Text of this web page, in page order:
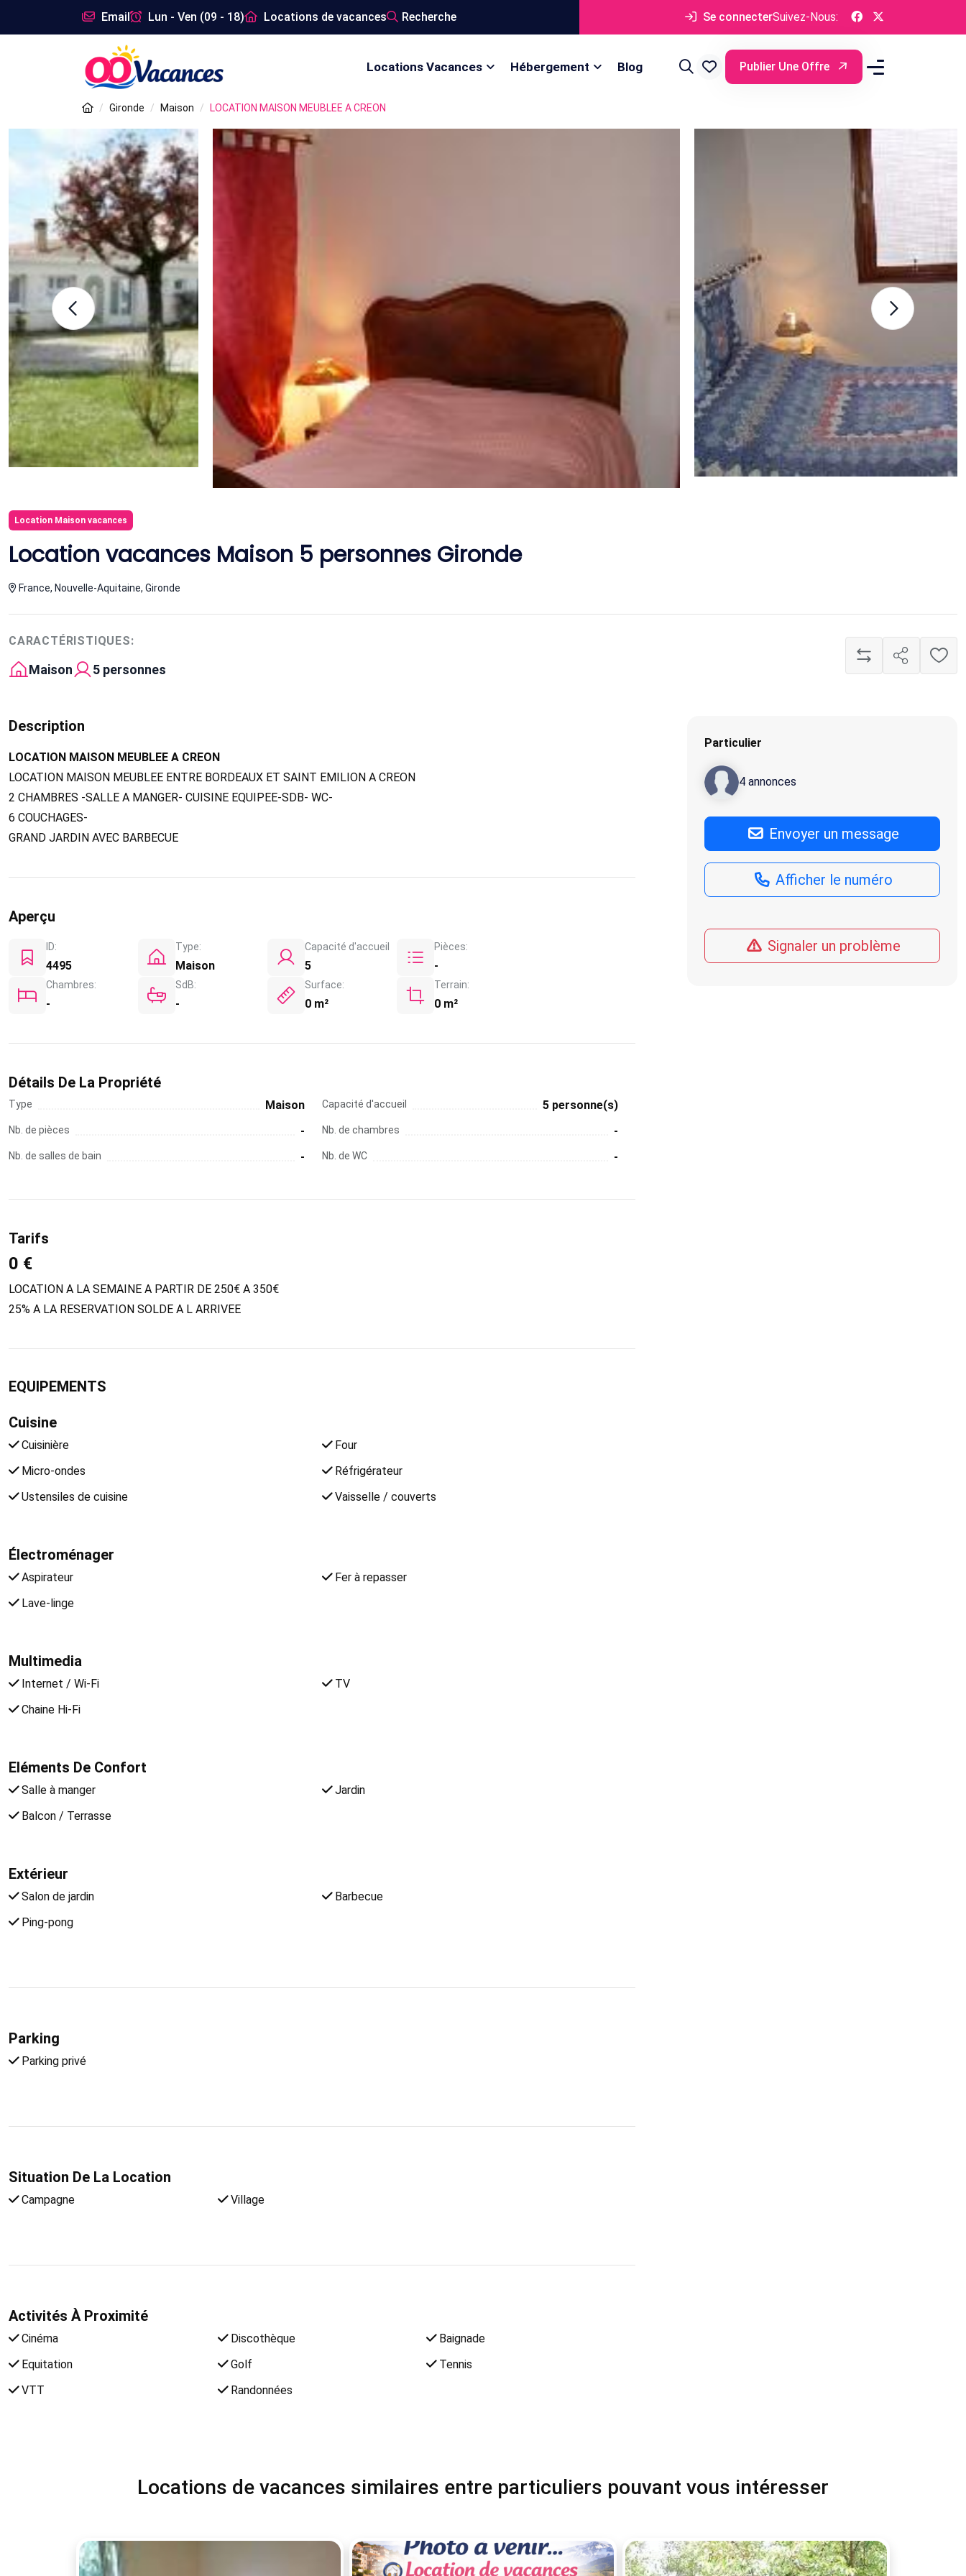
Email Lun - Ven (09 - 18) Locations de vacances Recherche Se connecterSuivez-Nous:
Locations Vacances Hébergement Blog Publier Une Offre
Gironde Maison LOCATION MAISON MEUBLEE A CREON
Location Maison vacances
Location vacances Maison 5 personnes Gironde
France, Nouvelle-Aquitaine, Gironde
CARACTÉRISTIQUES:
Maison 5 personnes
Description
LOCATION MAISON MEUBLEE A CREON
LOCATION MAISON MEUBLEE ENTRE BORDEAUX ET SAINT EMILION A CREON
2 CHAMBRES -SALLE A MANGER- CUISINE EQUIPEE-SDB- WC-
6 COUCHAGES-
GRAND JARDIN AVEC BARBECUE
Aperçu
ID:
4495
Type:
Maison
Capacité d'accueil
5
Pièces:
-
Chambres:
-
SdB:
-
Surface:
0 m²
Terrain:
0 m²
Détails De La Propriété
Type Maison Capacité d'accueil 5 personne(s)
Nb. de pièces - Nb. de chambres -
Nb. de salles de bain - Nb. de WC -
Tarifs
0 €
LOCATION A LA SEMAINE A PARTIR DE 250€ A 350€
25% A LA RESERVATION SOLDE A L ARRIVEE
EQUIPEMENTS
Cuisine
Cuisinière
Four
Micro-ondes
Réfrigérateur
Ustensiles de cuisine
Vaisselle / couverts
Électroménager
Aspirateur
Fer à repasser
Lave-linge
Multimedia
Internet / Wi-Fi
TV
Chaine Hi-Fi
Eléments De Confort
Salle à manger
Jardin
Balcon / Terrasse
Extérieur
Salon de jardin
Barbecue
Ping-pong
Parking
Parking privé
Situation De La Location
Campagne Village
Activités À Proximité
Cinéma Discothèque
Baignade
Equitation
Golf
Tennis
VTT
Randonnées
Particulier
4 annonces
Envoyer un message
Afficher le numéro
Signaler un problème
Locations de vacances similaires entre particuliers pouvant vous intéresser